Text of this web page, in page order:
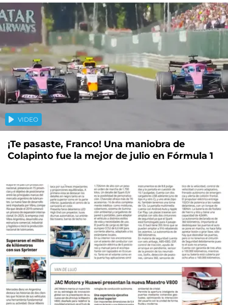
VIDEO
¡Te pasaste, Franco! Una maniobra de
Colapinto fue la mejor de julio en Fórmula 1